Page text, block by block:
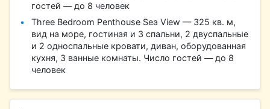
гостей — до 8 человек
Three Bedroom Penthouse Sea View — 325 кв. м,
вид на море, гостиная и 3 спальни, 2 двуспальные
и 2 односпальные кровати, диван, оборудованная
кухня, 3 ванные комнаты. Число гостей — до 8
человек